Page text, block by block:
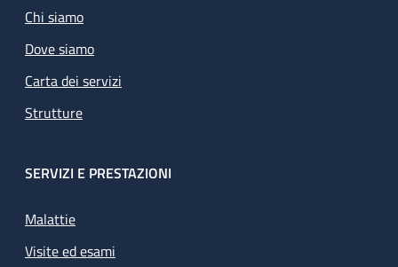
Chi siamo
Dove siamo
Carta dei servizi
Strutture
SERVIZI E PRESTAZIONI
Malattie
Visite ed esami